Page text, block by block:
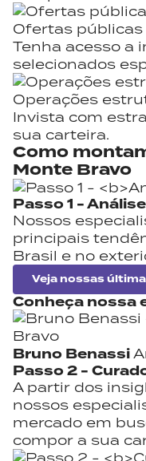
Ofertas públicas
Tenha acesso a
selecionados
Operações
Invista com
sua carteira.
Como
Monte Bravo
Passo 1 -Análise
Nossos
principais
Brasil e no
Veja nossas
Conheça nossa
Bruno Benassi
Passo 2 -
A partir dos
nossos
mercado em
compor a sua